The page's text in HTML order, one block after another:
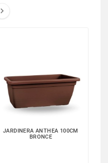

JARDINERA ANTHEA 100CM
BRONCE